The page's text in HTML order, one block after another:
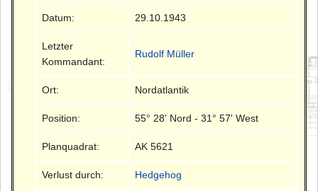
Datum: 29.10.1943
Letzter
Kommandant:
Rudolf Müller
Ort: Nordatlantik
Position: 55° 28' Nord - 31° 57' West
Planquadrat: AK 5621
Verlust durch: Hedgehog